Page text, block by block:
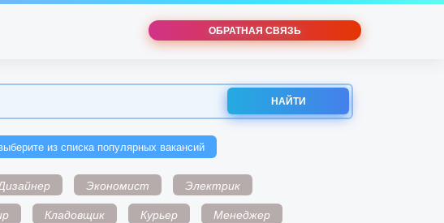
ОБРАТНАЯ СВЯЗЬ
НАЙТИ
из списка популярных вакансий
Экономист
Электрик
Кладовщик Курьер
Менеджер